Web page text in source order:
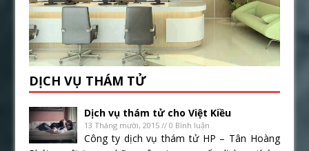
DỊCH VỤ THÁM TỬ
Dịch vụ thám tử cho Việt Kiều
13 Tháng mười, 2015 // 0 Bình luận
Công ty dịch vụ thám tử HP – Tân Hoàng